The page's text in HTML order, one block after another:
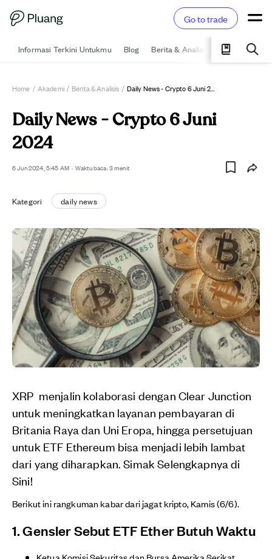
Go to trade
Informasi Terkini Untukmu Blog Berita & Analisis Pelajari
Home / Akademi / Berita & Analisis / Daily News - Crypto 6 Juni 2024
Daily News - Crypto 6 Juni
2024
6 Jun 2024, 5:45 AM · Waktu baca: 3 menit
Kategori daily news
XRP menjalin kolaborasi dengan Clear Junction
untuk meningkatkan layanan pembayaran di
Britania Raya dan Uni Eropa, hingga persetujuan
untuk ETF Ethereum bisa menjadi lebih lambat
dari yang diharapkan. Simak Selengkapnya di
Sini!
Berikut ini rangkuman kabar dari jagat kripto, Kamis (6/6).
1. Gensler Sebut ETF Ether Butuh Waktu